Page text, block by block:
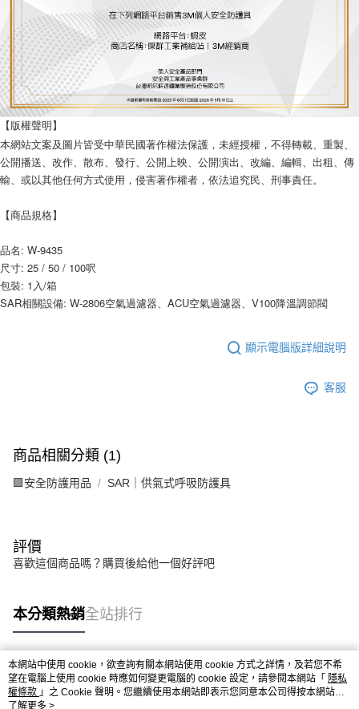
【版權聲明】
本網站文案及圖片皆受中華民國著作權法保護，未經授權，不得轉載、重製、
公開播送、改作、散布、發行、公開上映、公開演出、改編、編輯、出租、傳
輸、或以其他任何方式使用，侵害著作權者，依法追究民、刑事責任。
【商品規格】
品名: W-9435
尺寸: 25 / 50 / 100呎
包裝: 1入/箱
SAR相關設備: W-2806空氣過濾器、ACU空氣過濾器、V100降溫調節閥
顯示電腦版詳細說明
客服
商品相關分類 (1)
🟩安全防護用品 SAR｜供氣式呼吸防護具
評價
喜歡這個商品嗎？購買後給他一個好評吧
本分類熱銷全站排行
熱門標籤
本網站中使用 cookie，欲查詢有關本網站使用 cookie 方式之詳情，及若您不希
望在電腦上使用 cookie 時應如何變更電腦的 cookie 設定，請參閱本網站「 隱私
權條款 」之 Cookie 聲明。您繼續使用本網站即表示您同意本公司得按本網站使
用條款之 Cookie 聲明使用 cookie。
了解更多 >